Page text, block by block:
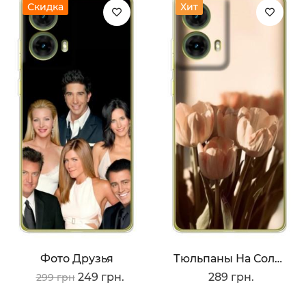
Скидка
Фото Друзья
299 грн 249 грн.
Хит
Тюльпаны На Солнце
289 грн.